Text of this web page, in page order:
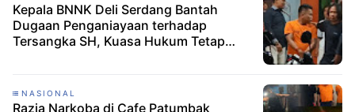
Kepala BNNK Deli Serdang Bantah
Dugaan Penganiayaan terhadap
Tersangka SH, Kuasa Hukum Tetap
NASIONAL
Razia Narkoba di Cafe Patumbak